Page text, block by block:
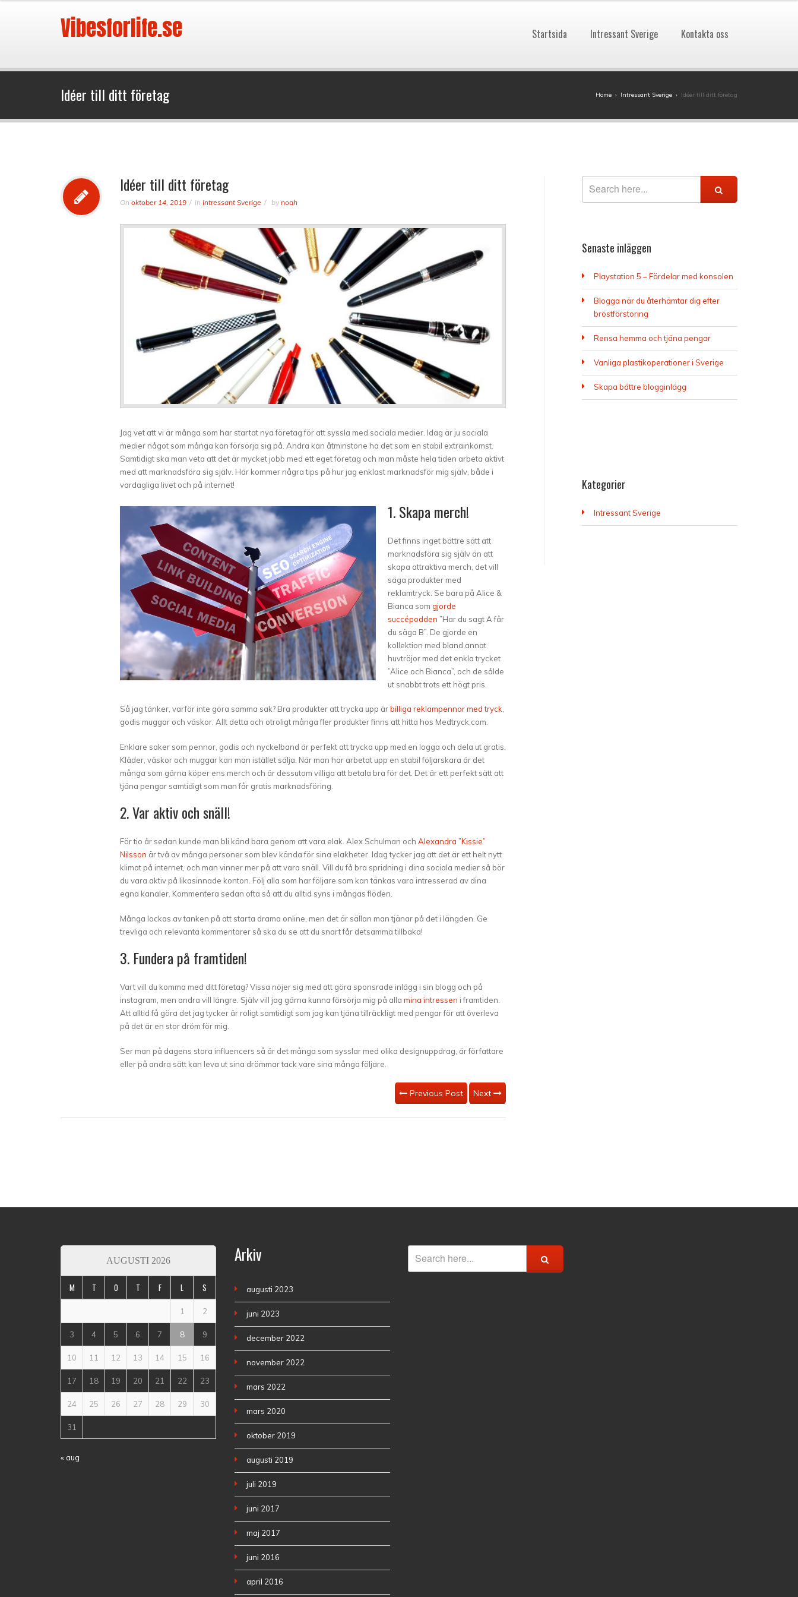
Vibesforlife.se Startsida Intressant Sverige Kontakta oss
Idéer till ditt företag Home › Intressant Sverige › Idéer till ditt företag
Idéer till ditt företag
On oktober 14, 2019 in Intressant Sverige by noah
Jag vet att vi är många som har startat nya företag för att syssla med sociala medier. Idag är ju sociala
medier något som många kan försörja sig på. Andra kan åtminstone ha det som en stabil extrainkomst.
Samtidigt ska man veta att det är mycket jobb med ett eget företag och man måste hela tiden arbeta aktivt
med att marknadsföra sig själv. Här kommer några tips på hur jag enklast marknadsför mig själv, både i
vardagliga livet och på internet!
1. Skapa merch!
Det finns inget bättre sätt att
marknadsföra sig själv än att
skapa attraktiva merch, det vill
säga produkter med
reklamtryck. Se bara på Alice &
Bianca som gjorde
succépodden ”Har du sagt A får
du säga B”. De gjorde en
kollektion med bland annat
huvtröjor med det enkla trycket
”Alice och Bianca”, och de sålde
ut snabbt trots ett högt pris.
Så jag tänker, varför inte göra samma sak? Bra produkter att trycka upp ärbilliga reklampennor med tryck,
godis muggar och väskor. Allt detta och otroligt många fler produkter finns att hitta hos Medtryck.com.
Enklare saker som pennor, godis och nyckelband är perfekt att trycka upp med en logga och dela ut gratis.
Kläder, väskor och muggar kan man istället sälja. När man har arbetat upp en stabil följarskara är det
många som gärna köper ens merch och är dessutom villiga att betala bra för det. Det är ett perfekt sätt att
tjäna pengar samtidigt som man får gratis marknadsföring.
2. Var aktiv och snäll!
För tio år sedan kunde man bli känd bara genom att vara elak. Alex Schulman och Alexandra ”Kissie”
Nilsson är två av många personer som blev kända för sina elakheter. Idag tycker jag att det är ett helt nytt
klimat på internet, och man vinner mer på att vara snäll. Vill du få bra spridning i dina sociala medier så bör
du vara aktiv på likasinnade konton. Följ alla som har följare som kan tänkas vara intresserad av dina
egna kanaler. Kommentera sedan ofta så att du alltid syns i mångas flöden.
Många lockas av tanken på att starta drama online, men det är sällan man tjänar på det i längden. Ge
trevliga och relevanta kommentarer så ska du se att du snart får detsamma tillbaka!
3. Fundera på framtiden!
Vart vill du komma med ditt företag? Vissa nöjer sig med att göra sponsrade inlägg i sin blogg och på
instagram, men andra vill längre. Själv vill jag gärna kunna försörja mig på alla mina intressen i framtiden.
Att alltid få göra det jag tycker är roligt samtidigt som jag kan tjäna tillräckligt med pengar för att överleva
på det är en stor dröm för mig.
Ser man på dagens stora influencers så är det många som sysslar med olika designuppdrag, är författare
eller på andra sätt kan leva ut sina drömmar tack vare sina många följare.
Previous Post Next
Senaste inläggen
Playstation 5 – Fördelar med konsolen
Blogga när du återhämtar dig efter
bröstförstoring
Rensa hemma och tjäna pengar
Vanliga plastikoperationer i Sverige
Skapa bättre blogginlägg
Kategorier
Intressant Sverige
AUGUSTI 2026
M T O T F L S
1 2
3 4 5 6 7 8 9
10 11 12 13 14 15 16
17 18 19 20 21 22 23
24 25 26 27 28 29 30
31
« aug
Arkiv
augusti 2023
juni 2023
december 2022
november 2022
mars 2022
mars 2020
oktober 2019
augusti 2019
juli 2019
juni 2017
maj 2017
juni 2016
april 2016